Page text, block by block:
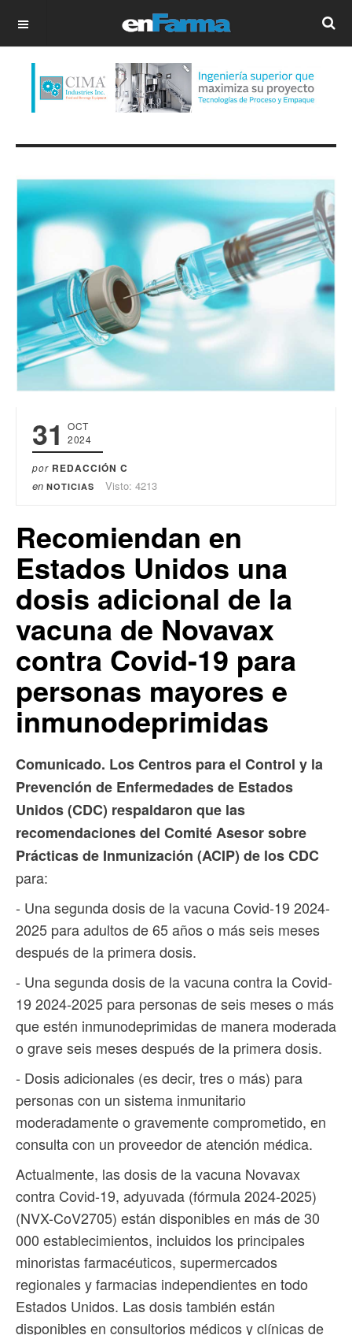
OFF CANVAS
31
OCT
2024
por REDACCIÓN C
en NOTICIAS Visto: 4213
Recomiendan en
Estados Unidos una
dosis adicional de la
vacuna de Novavax
contra Covid-19 para
personas mayores e
inmunodeprimidas
Comunicado. Los Centros para el Control y la
Prevención de Enfermedades de Estados
Unidos (CDC) respaldaron que las
recomendaciones del Comité Asesor sobre
Prácticas de Inmunización (ACIP) de los CDC
para:
- Una segunda dosis de la vacuna Covid-19 2024-
2025 para adultos de 65 años o más seis meses
después de la primera dosis.
- Una segunda dosis de la vacuna contra la Covid-
19 2024-2025 para personas de seis meses o más
que estén inmunodeprimidas de manera moderada
o grave seis meses después de la primera dosis.
- Dosis adicionales (es decir, tres o más) para
personas con un sistema inmunitario
moderadamente o gravemente comprometido, en
consulta con un proveedor de atención médica.
Actualmente, las dosis de la vacuna Novavax
contra Covid-19, adyuvada (fórmula 2024-2025)
(NVX-CoV2705) están disponibles en más de 30
000 establecimientos, incluidos los principales
minoristas farmacéuticos, supermercados
regionales y farmacias independientes en todo
Estados Unidos. Las dosis también están
disponibles en consultorios médicos y clínicas de